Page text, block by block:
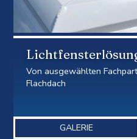
Von ausgewählten
Flachdach
GALERIE